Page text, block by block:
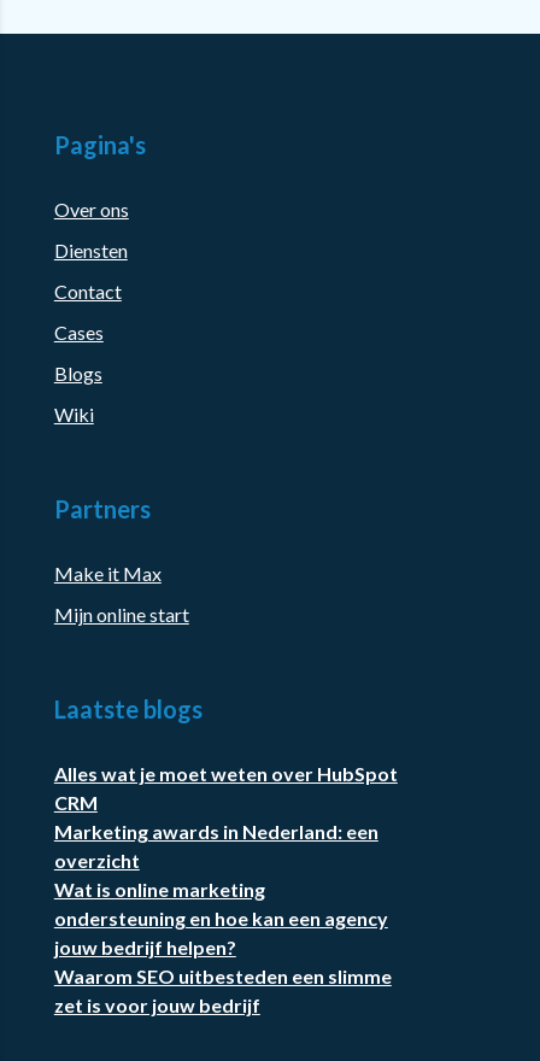
Pagina's
Over ons
Diensten
Contact
Cases
Blogs
Wiki
Partners
Make it Max
Mijn online start
Laatste blogs
Alles wat je moet weten over HubSpot
CRM
Marketing awards in Nederland: een
overzicht
Wat is online marketing
ondersteuning en hoe kan een agency
jouw bedrijf helpen?
Waarom SEO uitbesteden een slimme
zet is voor jouw bedrijf